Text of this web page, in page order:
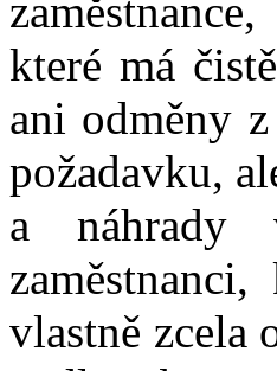
které má
ani odměny
požadavku,
a náhrady
vlastně zcela